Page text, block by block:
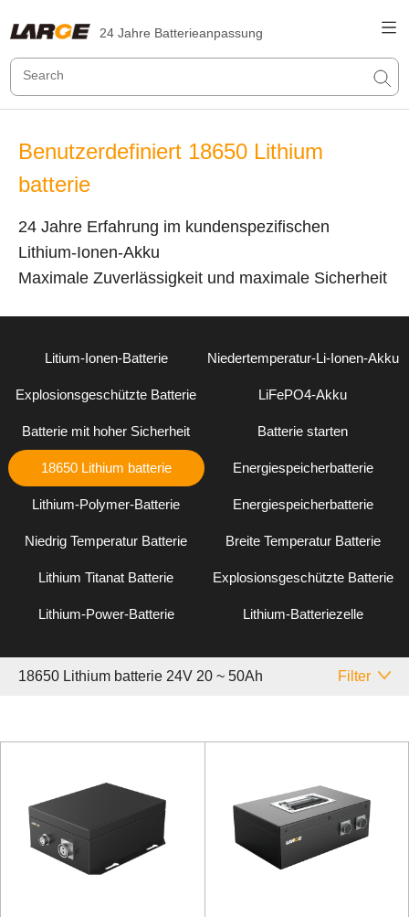
24 Jahre Batterieanpassung
Benutzerdefiniert 18650 Lithium
batterie
24 Jahre Erfahrung im kundenspezifischen
Lithium-Ionen-Akku
Maximale Zuverlässigkeit und maximale Sicherheit
Litium-Ionen-Batterie Niedertemperatur-Li-Ionen-Akku
Explosionsgeschützte Batterie LiFePO4-Akku
Batterie mit hoher Sicherheit Batterie starten
18650 Lithium batterie Energiespeicherbatterie
Lithium-Polymer-Batterie Energiespeicherbatterie
Niedrig Temperatur Batterie Breite Temperatur Batterie
Lithium Titanat Batterie Explosionsgeschützte Batterie
Lithium-Power-Batterie Lithium-Batteriezelle
18650 Lithium batterie 24V 20 ~ 50Ah Filter